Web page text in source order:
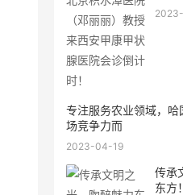
安甲
专注服务农业领域，
场竞争力而
2023-04-19
传承
东方